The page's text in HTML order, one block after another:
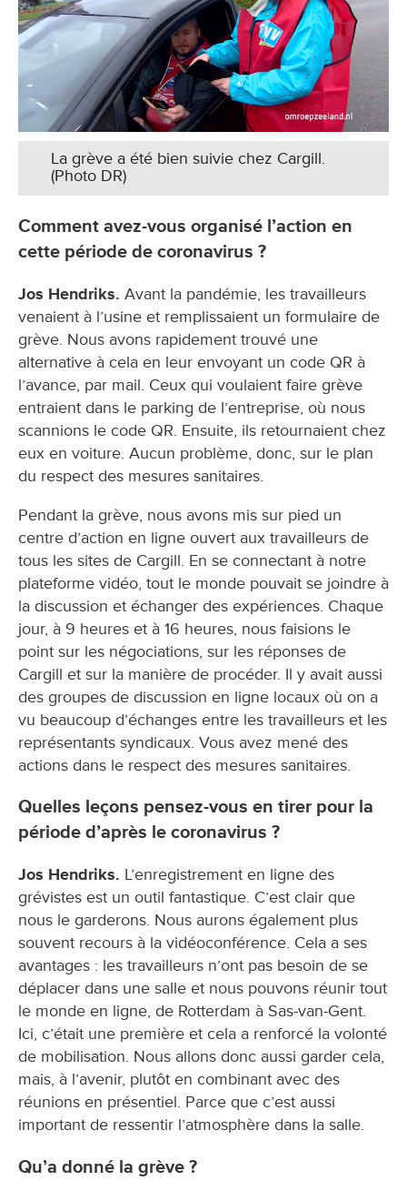
La grève a été bien suivie chez Cargill.
(Photo DR)
Comment avez-vous organisé l’action en
cette période de coronavirus ?
Jos Hendriks. Avant la pandémie, les travailleurs
venaient à l’usine et remplissaient un formulaire de
grève. Nous avons rapidement trouvé une
alternative à cela en leur envoyant un code QR à
l’avance, par mail. Ceux qui voulaient faire grève
entraient dans le parking de l’entreprise, où nous
scannions le code QR. Ensuite, ils retournaient chez
eux en voiture. Aucun problème, donc, sur le plan
du respect des mesures sanitaires.
Pendant la grève, nous avons mis sur pied un
centre d’action en ligne ouvert aux travailleurs de
tous les sites de Cargill. En se connectant à notre
plateforme vidéo, tout le monde pouvait se joindre à
la discussion et échanger des expériences. Chaque
jour, à 9 heures et à 16 heures, nous faisions le
point sur les négociations, sur les réponses de
Cargill et sur la manière de procéder. Il y avait aussi
des groupes de discussion en ligne locaux où on a
vu beaucoup d’échanges entre les travailleurs et les
représentants syndicaux. Vous avez mené des
actions dans le respect des mesures sanitaires.
Quelles leçons pensez-vous en tirer pour la
période d’après le coronavirus ?
Jos Hendriks. L’enregistrement en ligne des
grévistes est un outil fantastique. C’est clair que
nous le garderons. Nous aurons également plus
souvent recours à la vidéoconférence. Cela a ses
avantages : les travailleurs n’ont pas besoin de se
déplacer dans une salle et nous pouvons réunir tout
le monde en ligne, de Rotterdam à Sas-van-Gent.
Ici, c’était une première et cela a renforcé la volonté
de mobilisation. Nous allons donc aussi garder cela,
mais, à l’avenir, plutôt en combinant avec des
réunions en présentiel. Parce que c’est aussi
important de ressentir l’atmosphère dans la salle.
Qu’a donné la grève ?